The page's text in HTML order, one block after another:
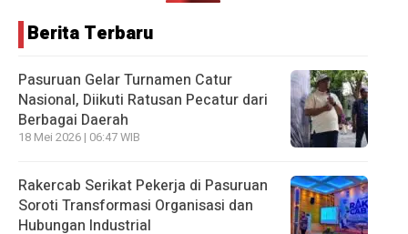
Berita Terbaru
Pasuruan Gelar Turnamen Catur
Nasional, Diikuti Ratusan Pecatur dari
Berbagai Daerah
18 Mei 2026 | 06:47 WIB
Rakercab Serikat Pekerja di Pasuruan
Soroti Transformasi Organisasi dan
Hubungan Industrial